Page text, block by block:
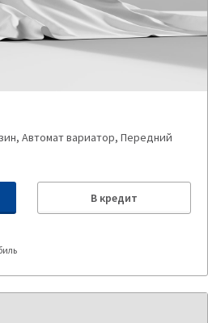
Автомат вариатор, Передний
В кредит